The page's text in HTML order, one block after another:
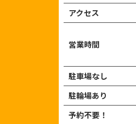
アクセス
営業時間
駐車場なし
駐輪場あり
予約不要！